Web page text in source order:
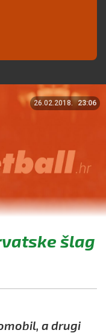
26.02.2018. 23:06
šlag
a drugi